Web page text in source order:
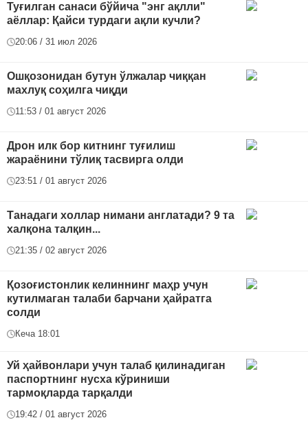
Туғилган санаси бўйича "энг ақлли"
аёллар: Қайси турдаги ақли кучли?
20:06 / 31 июл 2026
Ошқозонидан бутун ўлжалар чиққан
махлуқ соҳилга чиқди
11:53 / 01 август 2026
Дрон илк бор китнинг туғилиш
жараёнини тўлиқ тасвирга олди
23:51 / 01 август 2026
Танадаги холлар нимани англатади? 9 та
халқона талқин...
21:35 / 02 август 2026
Қозоғистонлик келиннинг маҳр учун
кутилмаган талаби барчани ҳайратга
солди
Кеча 18:01
Уй ҳайвонлари учун талаб қилинадиган
паспортнинг нусха кўриниши
тармоқларда тарқалди
19:42 / 01 август 2026